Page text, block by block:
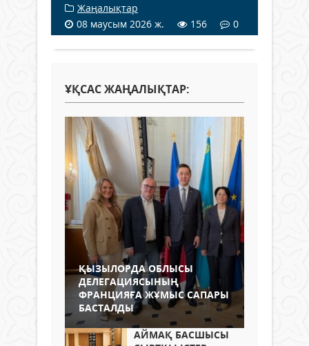
Жаңалықтар
08 маусым 2026 ж.
156 0
ҰҚСАС ЖАҢАЛЫҚТАР:
ҚЫЗЫЛОРДА ОБЛЫСЫ
ДЕЛЕГАЦИЯСЫНЫҢ
ФРАНЦИЯҒА ЖҰМЫС САПАРЫ
БАСТАЛДЫ
АЙМАҚ БАСШЫСЫ